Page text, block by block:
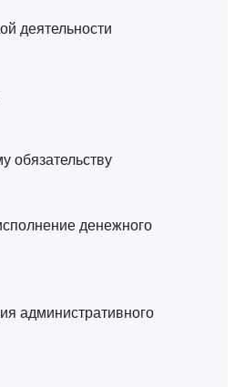
деятельности
обязательству
денежного
административного